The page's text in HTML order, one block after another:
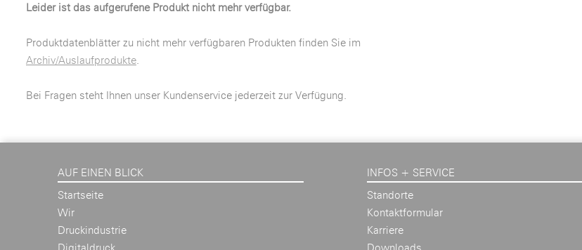
Leider ist das aufgerufene Produkt nicht mehr verfügbar.
Produktdatenblätter zu nicht mehr verfügbaren Produkten finden Sie im
Archiv/Auslaufprodukte.
Bei Fragen steht Ihnen unser Kundenservice jederzeit zur Verfügung.
AUF EINEN BLICK
Startseite
Wir
Druckindustrie
INFOS + SERVICE
Standorte
Kontaktformular
Karriere